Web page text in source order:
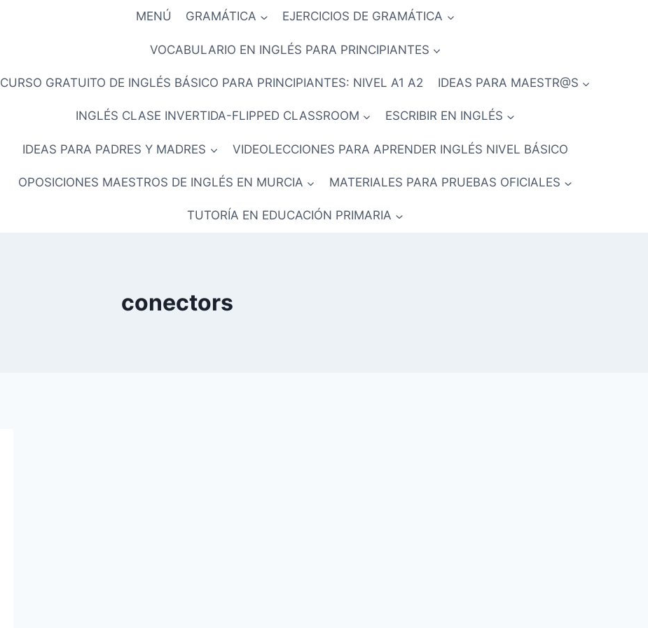
MENÚ GRAMÁTICA EJERCICIOS DE GRAMÁTICA
VOCABULARIO EN INGLÉS PARA PRINCIPIANTES
CURSO GRATUITO DE INGLÉS BÁSICO PARA PRINCIPIANTES: NIVEL A1 A2 IDEAS PARA MAESTR@S
INGLÉS CLASE INVERTIDA-FLIPPED CLASSROOM ESCRIBIR EN INGLÉS
IDEAS PARA PADRES Y MADRES VIDEOLECCIONES PARA APRENDER INGLÉS NIVEL BÁSICO
OPOSICIONES MAESTROS DE INGLÉS EN MURCIA MATERIALES PARA PRUEBAS OFICIALES
TUTORÍA EN EDUCACIÓN PRIMARIA
conectors